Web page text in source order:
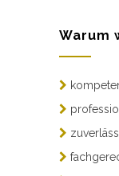
Warum